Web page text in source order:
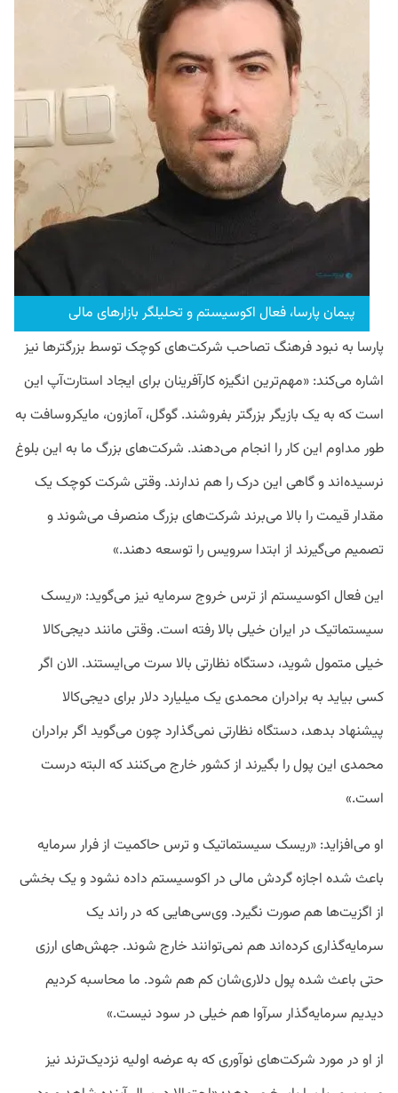
پیمان پارسا، فعال اکوسیستم و تحلیلگر بازارهای مالی
پارسا به نبود فرهنگ تصاحب شرکت‌های کوچک توسط بزرگترها نیز
اشاره می‌کند: «مهم‌ترین انگیزه کارآفرینان برای ایجاد استارت‌آپ این
است که به یک بازیگر بزرگتر بفروشند. گوگل، آمازون، مایکروسافت به
طور مداوم این کار را انجام می‌دهند. شرکت‌های بزرگ ما به این بلوغ
نرسیده‌اند و گاهی این درک را هم ندارند. وقتی شرکت کوچک یک
مقدار قیمت را بالا می‌برند شرکت‌های بزرگ منصرف می‌شوند و
تصمیم می‌گیرند از ابتدا سرویس را توسعه دهند.»
این فعال اکوسیستم از ترس خروج سرمایه نیز می‌گوید: «ریسک
سیستماتیک در ایران خیلی بالا رفته است. وقتی مانند دیجی‌کالا
خیلی متمول شوید، دستگاه نظارتی بالا سرت می‌ایستند. الان اگر
کسی بیاید به برادران محمدی یک میلیارد دلار برای دیجی‌کالا
پیشنهاد بدهد، دستگاه نظارتی نمی‌گذارد چون می‌گوید اگر برادران
محمدی این پول را بگیرند از کشور خارج می‌کنند که البته درست
است.»
او می‌افزاید: «ریسک سیستماتیک و ترس حاکمیت از فرار سرمایه
باعث شده اجازه گردش مالی در اکوسیستم داده نشود و یک بخشی
از اگزیت‌‌ها هم صورت نگیرد. وی‌سی‌هایی که در راند یک
سرمایه‌گذاری کرده‌اند هم نمی‌توانند خارج شوند. جهش‌های ارزی
حتی باعث شده پول دلاری‌شان کم هم شود. ما محاسبه کردیم
دیدیم سرمایه‌گذار سرآوا هم خیلی در سود نیست.»
از او در مورد شرکت‌های نوآوری که به عرضه اولیه نزدیک‌ترند نیز